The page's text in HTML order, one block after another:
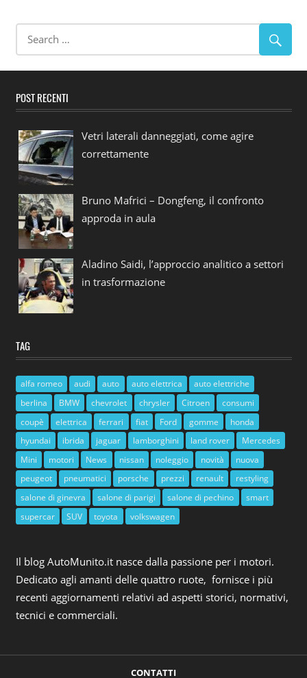
POST RECENTI
Vetri laterali danneggiati, come agire
correttamente
Bruno Mafrici – Dongfeng, il confronto
approda in aula
Aladino Saidi, l’approccio analitico a settori
in trasformazione
TAG
alfa romeo audi auto auto elettrica
auto elettriche
berlina
BMW chevrolet chrysler Citroen
consumi
coupè
elettrica ferrari fiat Ford gomme
honda
hyundai
ibrida jaguar lamborghini land rover
Mercedes
Mini
motori News nissan noleggio novità
nuova
peugeot
pneumatici porsche prezzi renault
restyling
salone di ginevra
salone di parigi salone di pechino
smart
supercar
SUV toyota volkswagen
Il blog AutoMunito.it nasce dalla passione per i motori.
Dedicato agli amanti delle quattro ruote, fornisce i più
recenti aggiornamenti relativi ad aspetti storici, normativi,
tecnici e commerciali.
CONTATTI